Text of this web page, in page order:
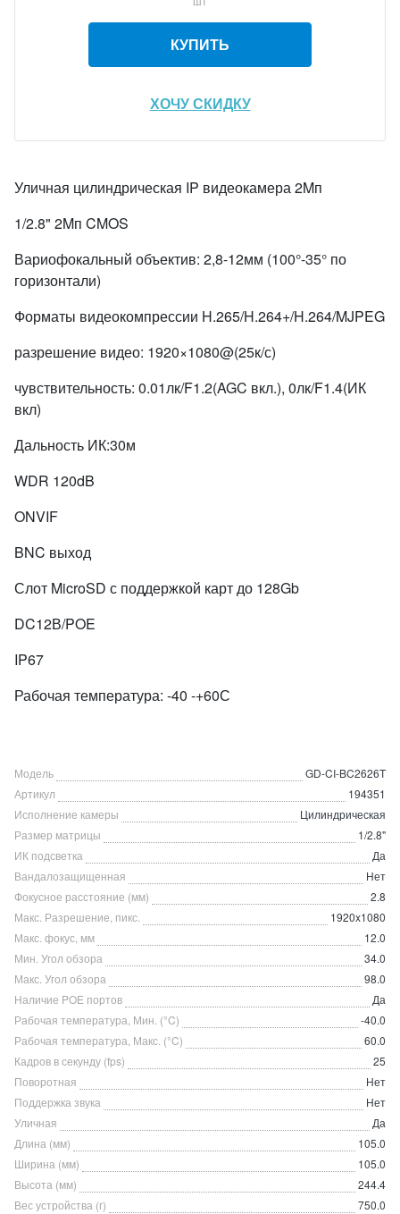
КУПИТЬ
ХОЧУ СКИДКУ
Уличная цилиндрическая IP видеокамера 2Mп
1/2.8" 2Mп CMOS
Вариофокальный объектив: 2,8-12мм (100°-35° по
горизонтали)
Форматы видеокомпрессии H.265/H.264+/H.264/MJPEG
разрешение видео: 1920×1080@(25к/с)
чувствительность: 0.01лк/F1.2(AGC вкл.), 0лк/F1.4(ИК
вкл)
Дальность ИК:30м
WDR 120dB
ONVIF
BNC выход
Слот MicroSD с поддержкой карт до 128Gb
DC12В/POE
IP67
Рабочая температура: -40 -+60С
Модель
GD-CI-BC2626T
Артикул
194351
Исполнение камеры
Цилиндрическая
Размер матрицы
1/2.8"
ИК подсветка
Да
Вандалозащищенная
Нет
Фокусное расстояние (мм)
2.8
Макс. Разрешение, пикс.
1920x1080
Макс. фокус, мм
12.0
Мин. Угол обзора
34.0
Макс. Угол обзора
98.0
Наличие POE портов
Да
Рабочая температура, Мин. (°C)
-40.0
Рабочая температура, Макс. (°C)
60.0
Кадров в секунду (fps)
25
Поворотная
Нет
Поддержка звука
Нет
Уличная
Да
Длина (мм)
105.0
Ширина (мм)
105.0
Высота (мм)
244.4
Вес устройства (г)
750.0